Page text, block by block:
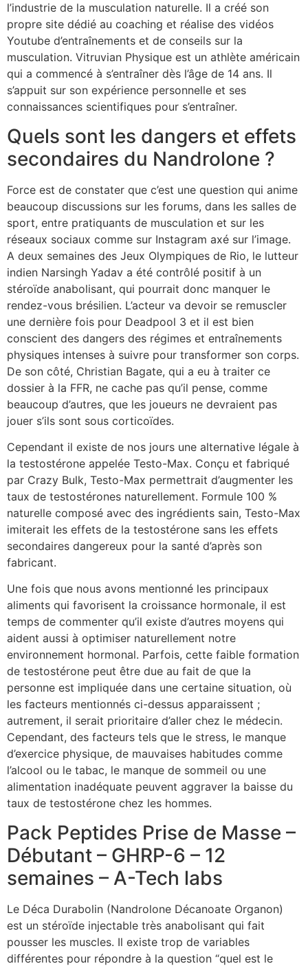
l’industrie de la musculation naturelle. Il a créé son
propre site dédié au coaching et réalise des vidéos
Youtube d’entraînements et de conseils sur la
musculation. Vitruvian Physique est un athlète américain
qui a commencé à s’entraîner dès l’âge de 14 ans. Il
s’appuit sur son expérience personnelle et ses
connaissances scientifiques pour s’entraîner.
Quels sont les dangers et effets
secondaires du Nandrolone ?
Force est de constater que c’est une question qui anime
beaucoup discussions sur les forums, dans les salles de
sport, entre pratiquants de musculation et sur les
réseaux sociaux comme sur Instagram axé sur l’image.
A deux semaines des Jeux Olympiques de Rio, le lutteur
indien Narsingh Yadav a été contrôlé positif à un
stéroïde anabolisant, qui pourrait donc manquer le
rendez-vous brésilien. L’acteur va devoir se remuscler
une dernière fois pour Deadpool 3 et il est bien
conscient des dangers des régimes et entraînements
physiques intenses à suivre pour transformer son corps.
De son côté, Christian Bagate, qui a eu à traiter ce
dossier à la FFR, ne cache pas qu’il pense, comme
beaucoup d’autres, que les joueurs ne devraient pas
jouer s’ils sont sous corticoïdes.
Cependant il existe de nos jours une alternative légale à
la testostérone appelée Testo-Max. Conçu et fabriqué
par Crazy Bulk, Testo-Max permettrait d’augmenter les
taux de testostérones naturellement. Formule 100 %
naturelle composé avec des ingrédients sain, Testo-Max
imiterait les effets de la testostérone sans les effets
secondaires dangereux pour la santé d’après son
fabricant.
Une fois que nous avons mentionné les principaux
aliments qui favorisent la croissance hormonale, il est
temps de commenter qu’il existe d’autres moyens qui
aident aussi à optimiser naturellement notre
environnement hormonal. Parfois, cette faible formation
de testostérone peut être due au fait de que la
personne est impliquée dans une certaine situation, où
les facteurs mentionnés ci-dessus apparaissent ;
autrement, il serait prioritaire d’aller chez le médecin.
Cependant, des facteurs tels que le stress, le manque
d’exercice physique, de mauvaises habitudes comme
l’alcool ou le tabac, le manque de sommeil ou une
alimentation inadéquate peuvent aggraver la baisse du
taux de testostérone chez les hommes.
Pack Peptides Prise de Masse –
Débutant – GHRP-6 – 12
semaines – A-Tech labs
Le Déca Durabolin (Nandrolone Décanoate Organon)
est un stéroïde injectable très anabolisant qui fait
pousser les muscles. Il existe trop de variables
différentes pour répondre à la question “quel est le